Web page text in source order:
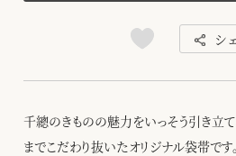
シ
千總のきものの魅力をいっそう引き立
までこだわり抜いたオリジナル袋帯です。